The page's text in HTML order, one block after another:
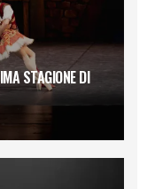
STAGIONE DI